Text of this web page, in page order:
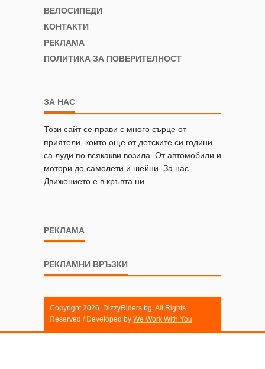
ВЕЛОСИПЕДИ
КОНТАКТИ
РЕКЛАМА
ПОЛИТИКА ЗА ПОВЕРИТЕЛНОСТ
ЗА НАС
Този сайт се прави с много сърце от
приятели, които още от детските си години
са луди по всякакви возила. От автомобили и
мотори до самолети и шейни. За нас
Движението е в кръвта ни.
РЕКЛАМА
РЕКЛАМНИ ВРЪЗКИ
Copyright 2026. DizzyRiders.bg. All Rights
Reserved / Developed by We Work With You